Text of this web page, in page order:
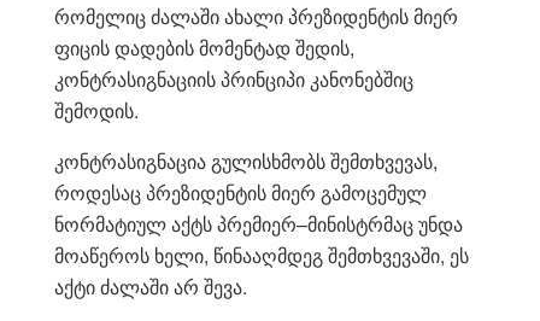
რომელიც ძალაში ახალი პრეზიდენტის მიერ
ფიცის დადების მომენტად შედის,
კონტრასიგნაციის პრინციპი კანონებშიც
შემოდის.
კონტრასიგნაცია გულისხმობს შემთხვევას,
როდესაც პრეზიდენტის მიერ გამოცემულ
ნორმატიულ აქტს პრემიერ–მინისტრმაც უნდა
მოაწეროს ხელი, წინააღმდეგ შემთხვევაში, ეს
აქტი ძალაში არ შევა.